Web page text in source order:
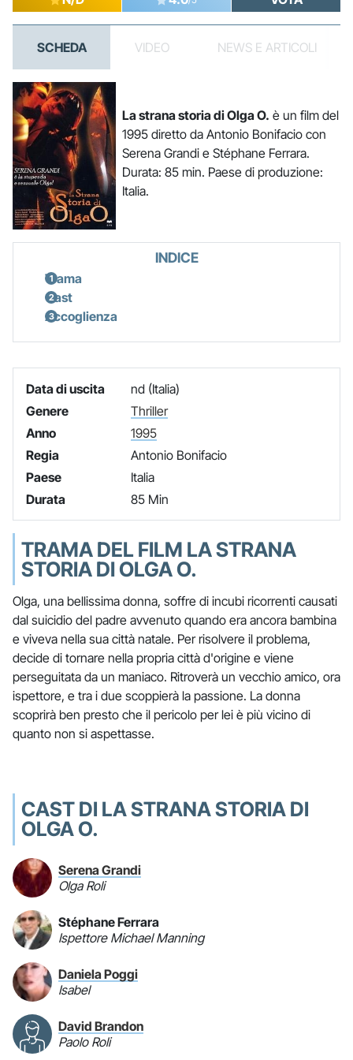
SCHEDA VIDEO NEWS E ARTICOLI
La strana storia di Olga O. è un film del
1995 diretto da Antonio Bonifacio con
Serena Grandi e Stéphane Ferrara.
Durata: 85 min. Paese di produzione:
Italia.
INDICE
Trama
Cast
Accoglienza
Data di uscita
nd (Italia)
Genere
Thriller
Anno
1995
Regia
Antonio Bonifacio
Paese
Italia
Durata
85 Min
TRAMA DEL FILM LA STRANA
STORIA DI OLGA O.
Olga, una bellissima donna, soffre di incubi ricorrenti causati
dal suicidio del padre avvenuto quando era ancora bambina
e viveva nella sua città natale. Per risolvere il problema,
decide di tornare nella propria città d'origine e viene
perseguitata da un maniaco. Ritroverà un vecchio amico, ora
ispettore, e tra i due scoppierà la passione. La donna
scoprirà ben presto che il pericolo per lei è più vicino di
quanto non si aspettasse.
CAST DI LA STRANA STORIA DI
OLGA O.
Serena Grandi
Olga Roli
Stéphane Ferrara
Ispettore Michael Manning
Daniela Poggi
Isabel
David Brandon
Paolo Roli